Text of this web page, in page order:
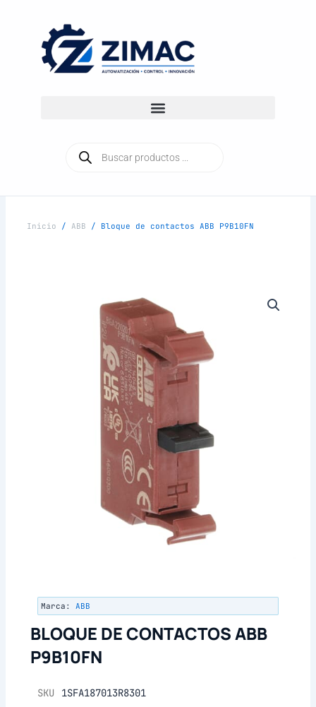
contenido
productos
Inicio / ABB / Bloque de contactos ABB P9B10FN
Marca: ABB
BLOQUE DE CONTACTOS ABB
P9B10FN
SKU 1SFA187013R8301